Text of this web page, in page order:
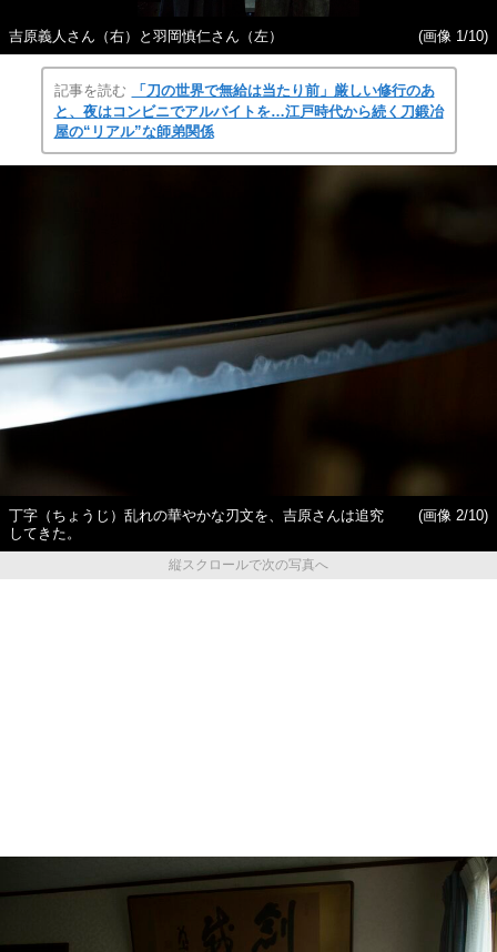
吉原義人さん（右）と羽岡慎仁さん（左） (画像 1/10)
記事を読む
「刀の世界で無給は当たり前」厳しい修行のあ
と、夜はコンビニでアルバイトを…江戸時代から続く刀鍛冶
屋の“リアル”な師弟関係
丁字（ちょうじ）乱れの華やかな刃文を、吉原さんは追究
してきた。
(画像 2/10)
縦スクロールで次の写真へ